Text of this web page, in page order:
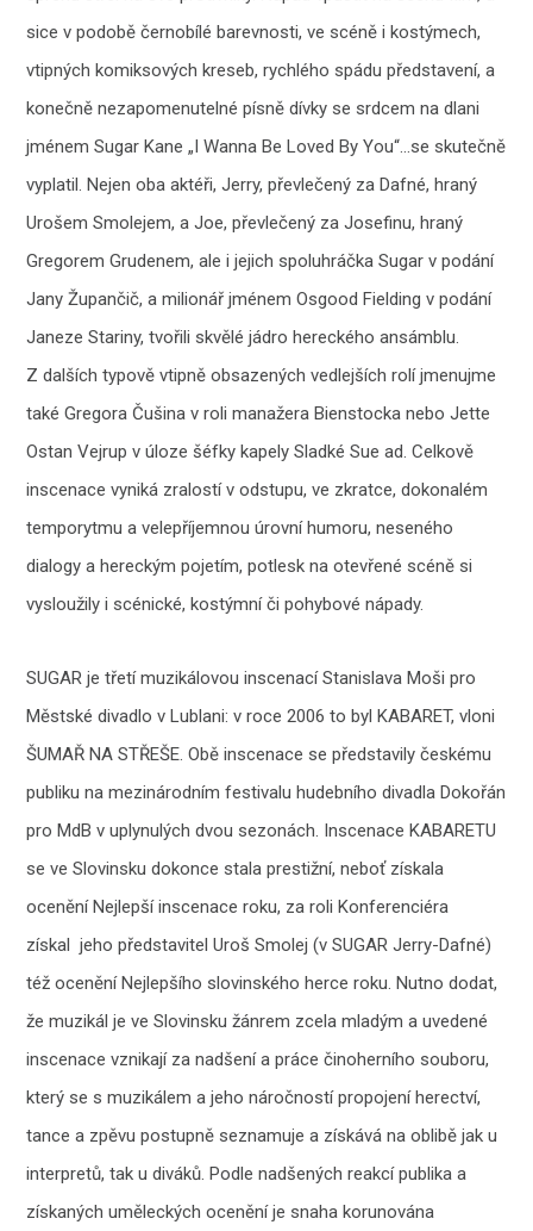
sice v podobě černobílé barevnosti, ve scéně i kostýmech,
vtipných komiksových kreseb, rychlého spádu představení, a
konečně nezapomenutelné písně dívky se srdcem na dlani
jménem Sugar Kane „I Wanna Be Loved By You“…se skutečně
vyplatil. Nejen oba aktéři, Jerry, převlečený za Dafné, hraný
Urošem Smolejem, a Joe, převlečený za Josefinu, hraný
Gregorem Grudenem, ale i jejich spoluhráčka Sugar v podání
Jany Župančič, a milionář jménem Osgood Fielding v podání
Janeze Stariny, tvořili skvělé jádro hereckého ansámblu.
Z dalších typově vtipně obsazených vedlejších rolí jmenujme
také Gregora Čušina v roli manažera Bienstocka nebo Jette
Ostan Vejrup v úloze šéfky kapely Sladké Sue ad. Celkově
inscenace vyniká zralostí v odstupu, ve zkratce, dokonalém
temporytmu a velepříjemnou úrovní humoru, neseného
dialogy a hereckým pojetím, potlesk na otevřené scéně si
vysloužily i scénické, kostýmní či pohybové nápady.
SUGAR je třetí muzikálovou inscenací Stanislava Moši pro
Městské divadlo v Lublani: v roce 2006 to byl KABARET, vloni
ŠUMAŘ NA STŘEŠE. Obě inscenace se představily českému
publiku na mezinárodním festivalu hudebního divadla Dokořán
pro MdB v uplynulých dvou sezonách. Inscenace KABARETU
se ve Slovinsku dokonce stala prestižní, neboť získala
ocenění Nejlepší inscenace roku, za roli Konferenciéra
získal jeho představitel Uroš Smolej (v SUGAR Jerry-Dafné)
též ocenění Nejlepšího slovinského herce roku. Nutno dodat,
že muzikál je ve Slovinsku žánrem zcela mladým a uvedené
inscenace vznikají za nadšení a práce činoherního souboru,
který se s muzikálem a jeho náročností propojení herectví,
tance a zpěvu postupně seznamuje a získává na oblibě jak u
interpretů, tak u diváků. Podle nadšených reakcí publika a
získaných uměleckých ocenění je snaha korunována